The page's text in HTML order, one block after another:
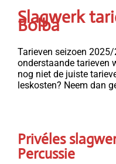
Slagwerk
Bolba
Tarieven seizoen
onderstaande tarieven
nog niet de juiste
leskosten? Neem dan
Privéles
Percussie